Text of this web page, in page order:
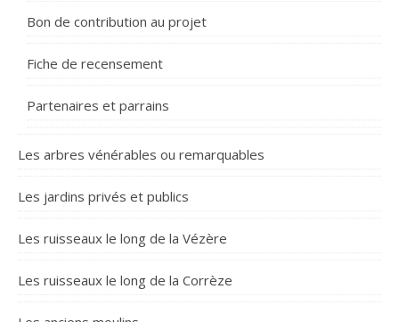
Bon de contribution au projet
Fiche de recensement
Partenaires et parrains
Les arbres vénérables ou remarquables
Les jardins privés et publics
Les ruisseaux le long de la Vézère
Les ruisseaux le long de la Corrèze